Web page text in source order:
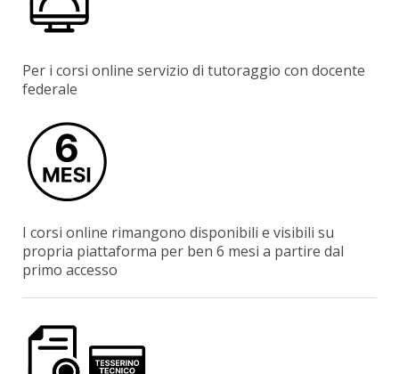
Per i corsi online servizio di tutoraggio con docente
federale
I corsi online rimangono disponibili e visibili su
propria piattaforma per ben 6 mesi a partire dal
primo accesso